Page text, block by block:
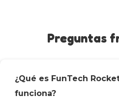
Preguntas
¿Qué es FunTech
funciona?